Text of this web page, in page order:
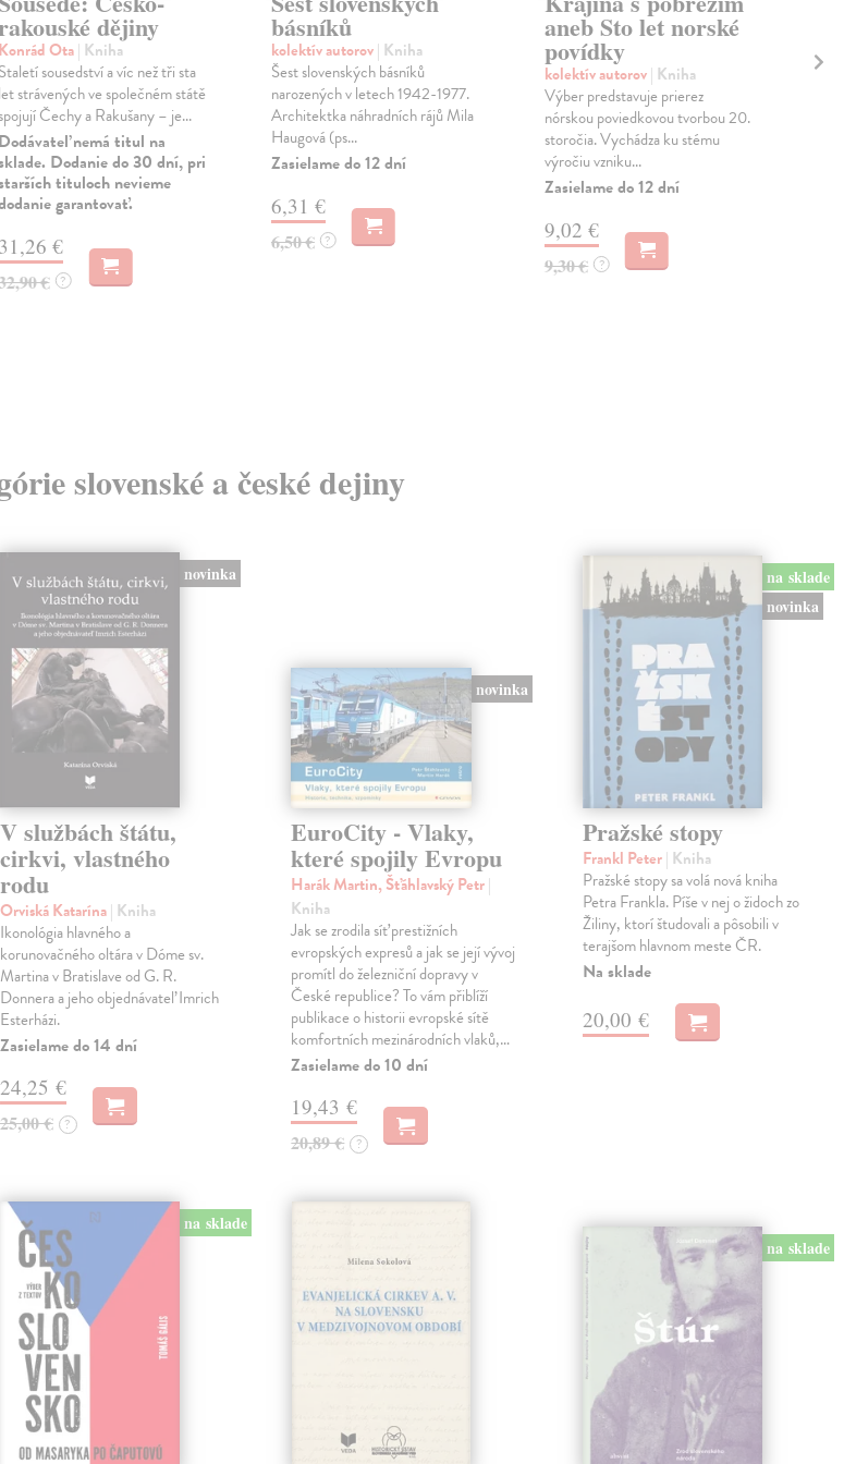
dějiny
Konrád Ota| Kniha
Staletí sousedství a víc než tři sta
let strávených ve společném státě
Čechy a Rakušany – je...
Dodávateľ nemá titul na
Dodanie do 30 dní, pri
tituloch nevieme
garantovať.
31,26 €
€ ?
básníků
kolektív autorov| Kniha
Šest slovenských básníků
narozených v letech 1942-1977.
Architektka náhradních rájů Mila
Haugová (ps...
Zasielame do 12 dní
6,31 €
6,50 € ?
aneb Sto let norské
povídky
kolektív autorov| Kniha
Výber predstavuje prierez
nórskou poviedkovou tvorbou 20.
storočia. Vychádza ku stému
výročiu vzniku...
Zasielame do 12 dní
9,02 €
9,30 € ?
slovenské a české dejiny
novinka
V službách štátu,
cirkvi, vlastného
rodu
Orviská Katarína| Kniha
Ikonológia hlavného a
korunovačného oltára v Dóme sv.
Martina v Bratislave od G. R.
Donnera a jeho objednávateľ Imrich
Esterházi.
Zasielame do 14 dní
24,25 €
25,00 € ?
novinka
EuroCity - Vlaky,
které spojily Evropu
Harák Martin, Šťáhlavský Petr|
Kniha
Jak se zrodila síť prestižních
evropských expresů a jak se její vývoj
promítl do železniční dopravy v
České republice? To vám přiblíží
publikace o historii evropské sítě
komfortních mezinárodních vlaků,…
Zasielame do 10 dní
19,43 €
20,89 € ?
na sklade
novinka
Pražské stopy
Frankl Peter| Kniha
Pražské stopy sa volá nová kniha
Petra Frankla. Píše v nej o židoch zo
Žiliny, ktorí študovali a pôsobili v
terajšom hlavnom meste ČR.
Na sklade
20,00 €
na sklade
na sklade